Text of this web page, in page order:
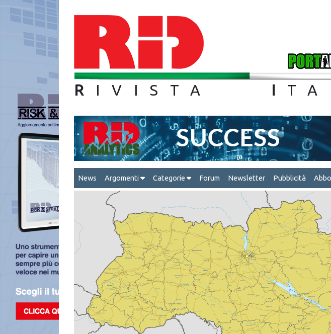
R IVISTA I
News Argomenti Categorie Forum Newsletter Pubblicità